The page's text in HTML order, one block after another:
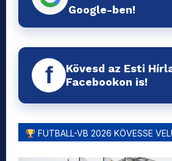
Google-ben!
f
Kövesd az Esti
Facebookon is!
FUTBALL-VB 2026 KÖVESSE